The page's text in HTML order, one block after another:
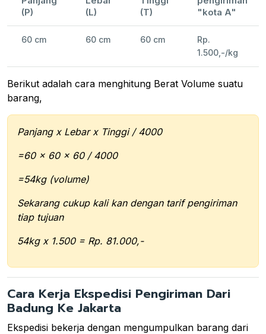
(P)
(L)
(T)
"kota A"
60 cm 60 cm 60 cm
Rp.
1.500,-/kg
Berikut adalah cara menghitung Berat Volume suatu
barang,
Panjang x Lebar x Tinggi / 4000
=60 x 60 x 60 / 4000
=54kg (volume)
Sekarang cukup kali kan dengan tarif pengiriman
tiap tujuan
54kg x 1.500 = Rp. 81.000,-
Cara Kerja Ekspedisi Pengiriman Dari
Badung Ke Jakarta
Ekspedisi bekerja dengan mengumpulkan barang dari